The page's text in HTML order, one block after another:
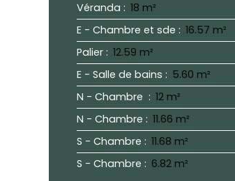
Véranda : 18 m²
E - Chambre et sde : 16.57 m²
Palier : 12.59 m²
E - Salle de bains : 5.60 m²
N - Chambre : 12 m²
N - Chambre : 11.66 m²
S - Chambre : 11.68 m²
S - Chambre : 6.82 m²